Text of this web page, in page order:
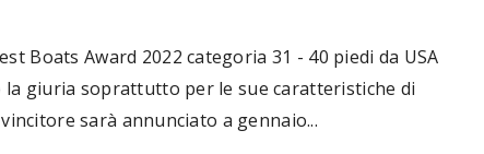
Boats Award 2022 categoria 31 - 40 piedi da USA
la giuria soprattutto per le sue caratteristiche di
sarà annunciato a gennaio...